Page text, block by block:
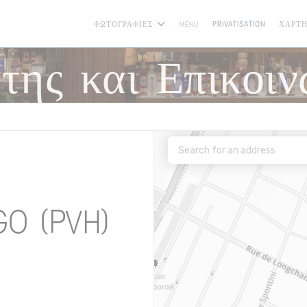
ΦΩΤΟΓΡΑΦΊΕΣ MENU ((ΑΝΟΊΓΕΙ ΣΕ ΝΈΟ
PRIVATISATION
και
(PVH)